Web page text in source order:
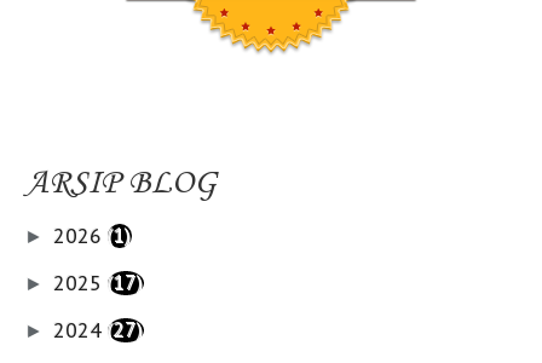
ARSIP BLOG
► 2026 (1)
► 2025 (17)
► 2024 (27)